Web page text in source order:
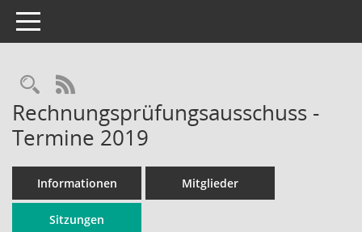
Toggle navigation
Rechercheauswahl
RSS-Feed
Rechnungsprüfungsausschuss -
Termine 2019
Informationen Mitglieder
Sitzungen